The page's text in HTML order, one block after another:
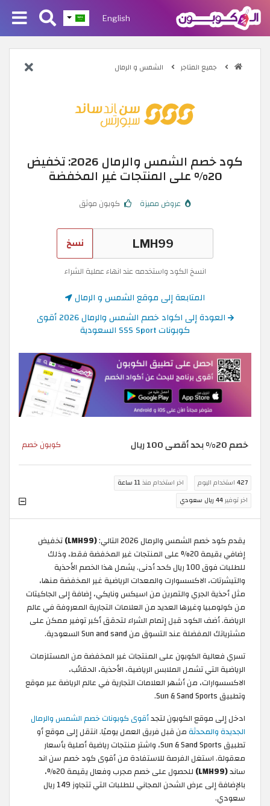
English
جميع المتاجر الشمس و الرمال
كود خصم الشمس والرمال 2026: تخفيض
20% على المنتجات غير المخفضة
عروض مميزة كوبون موثق
نسخ
انسخ الكود واستخدمه عند انهاء عملية الشراء
المتابعة إلى موقع الشمس و الرمال
العودة إلى اكواد خصم الشمس والرمال 2026 أقوى
كوبونات SSS Sport السعودية
خصم 20% بحد أقصى 100 ريال كوبون خصم
427 استخدام اليوم اخر استخدام منذ11 ساعة
اخر توفير44 ريال سعودي
يقدم كود خصم الشمس والرمال 2026 التالي: (LMH99)
تخفيض
إضافي بقيمة 20% على المنتجات غير المخفضة فقط، وذلك
للطلبات فوق 100 ريال كحد أدنى. يشمل هذا الخصم الأحذية
والتيشرتات، الاكسسوارت والمعدات الرياضية غير المخفضة منها،
مثل أحذية الجري والتمرين من اسيكس ونايكي، إضافة إلى الجاكيتات
من كولومبيا وغيرها العديد من العلامات التجارية المعروفة في عالم
الرياضة. أضف الكود قبل إتمام الشراء لتحقق أكبر توفير ممكن على
مشترياتك المفضلة عند التسوق من Sun and sand السعودية.
تسري فعالية الكوبون على المنتجات غير المخفضة من المستلزمات
الرياضية التي تشمل الملابس الرياضية، الأحذية، الحقائب،
الاكسسوارات، من أشهر العلامات التجارية في عالم الرياضة عبر موقع
وتطبيق Sun & Sand Sports.
ادخل إلى موقع الكوبون لتجدأقوى كوبونات خصم الشمس والرمال
الجديدة والمحدثةمن قبل فريق العمل يوميًا. انتقل إلى موقع أو
تطبيق Sun & Sand Sports، واشترِ منتجات رياضية أصلية بأسعار
معقولة. استغل الفرصة للاستفادة من أقوى كود خصم سن اند
ساند(LMH99)
للحصول على خصم مجرب وفعال يقيمة 20%،
بالإضافة إلى عرض الشحن المجاني للطلبات التي تتجاوز 149 ريال
سعودي.